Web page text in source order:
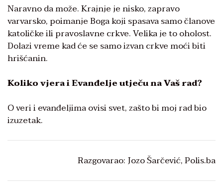
Naravno da može. Krajnje je nisko, zapravo
varvarsko, poimanje Boga koji spasava samo članove
katoličke ili pravoslavne crkve. Velika je to oholost.
Dolazi vreme kad će se samo izvan crkve moći biti
hrišćanin.
Koliko vjera i Evanđelje utječu na Vaš rad?
O veri i evanđeljima ovisi svet, zašto bi moj rad bio
izuzetak.
Razgovarao: Jozo Šarčević, Polis.ba